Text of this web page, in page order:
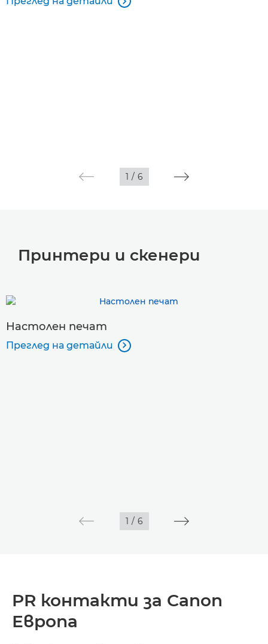
1 / 6
Принтери и скенери
Настолен печат
Преглед на детайли 
1 / 6
PR контакти за Canon
Европа